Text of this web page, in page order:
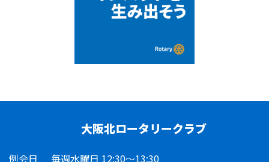
大阪北ロータリークラブ
例会日 毎週水曜日 12:30～13:30